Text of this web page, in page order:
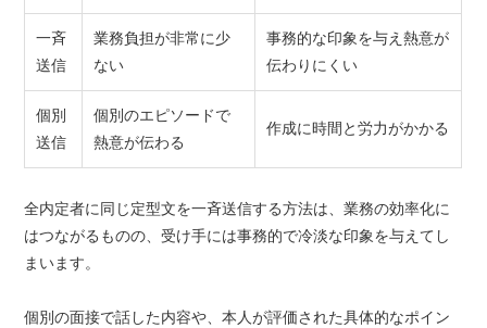
一斉
送信
業務負担が非常に少
ない
事務的な印象を与え熱意が
伝わりにくい
個別
送信
個別のエピソードで
熱意が伝わる
作成に時間と労力がかかる
全内定者に同じ定型文を一斉送信する方法は、業務の効率化に
はつながるものの、受け手には事務的で冷淡な印象を与えてし
まいます。
個別の面接で話した内容や、本人が評価された具体的なポイン